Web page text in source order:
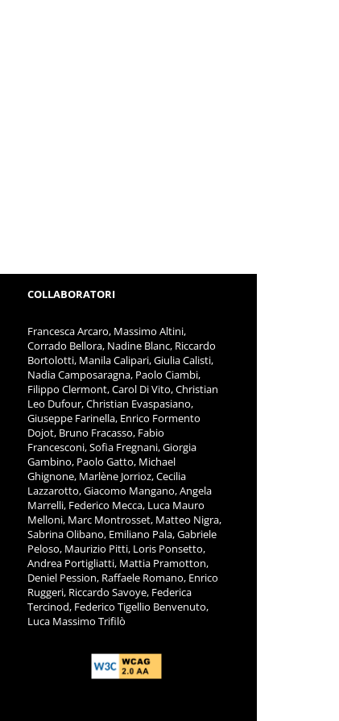
COLLABORATORI
Francesca Arcaro, Massimo Altini,
Corrado Bellora, Nadine Blanc, Riccardo
Bortolotti, Manila Calipari, Giulia Calisti,
Nadia Camposaragna, Paolo Ciambi,
Filippo Clermont, Carol Di Vito, Christian
Leo Dufour, Christian Evaspasiano,
Giuseppe Farinella, Enrico Formento
Dojot, Bruno Fracasso, Fabio
Francesconi, Sofia Fregnani, Giorgia
Gambino, Paolo Gatto, Michael
Ghignone, Marlène Jorrioz, Cecilia
Lazzarotto, Giacomo Mangano, Angela
Marrelli, Federico Mecca, Luca Mauro
Melloni, Marc Montrosset, Matteo Nigra,
Sabrina Olibano, Emiliano Pala, Gabriele
Peloso, Maurizio Pitti, Loris Ponsetto,
Andrea Portigliatti, Mattia Pramotton,
Deniel Pession, Raffaele Romano, Enrico
Ruggeri, Riccardo Savoye, Federica
Tercinod, Federico Tigellio Benvenuto,
Luca Massimo Trifilò